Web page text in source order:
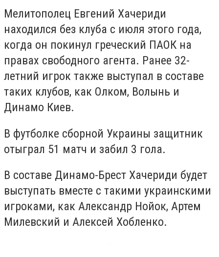
Мелитополец Евгений Хачериди
находился без клуба с июля этого года,
когда он покинул греческий ПАОК на
правах свободного агента. Ранее 32-
летний игрок также выступал в составе
таких клубов, как Олком, Волынь и
Динамо Киев.
В футболке сборной Украины защитник
отыграл 51 матч и забил 3 гола.
В составе Динамо-Брест Хачериди будет
выступать вместе с такими украинскими
игроками, как Александр Нойок, Артем
Милевский и Алексей Хобленко.